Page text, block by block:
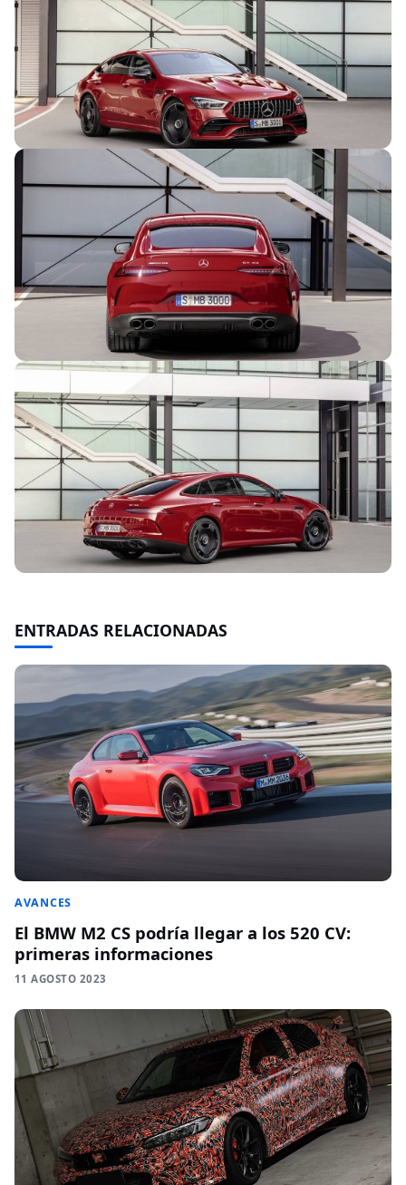
ENTRADAS RELACIONADAS
AVANCES
El BMW M2 CS podría llegar a los 520 CV:
primeras informaciones
11 AGOSTO 2023